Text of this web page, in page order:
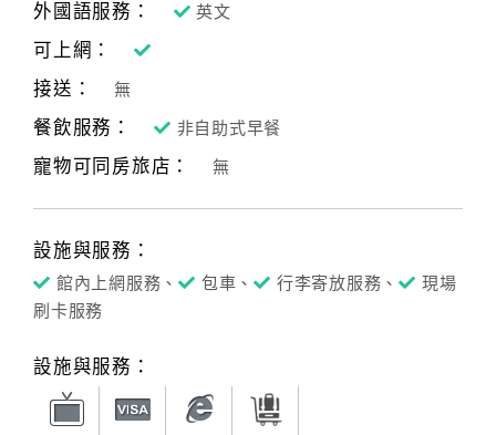
店
合
作
合
伴
外國語服務： 英文
可上網：
接送：
無
餐飲服務： 非自助式早餐
寵物可同房旅店： 無
設施與服務：
館內上網服務、 包車、 行李寄放服務、
現場
刷卡服務
設施與服務：